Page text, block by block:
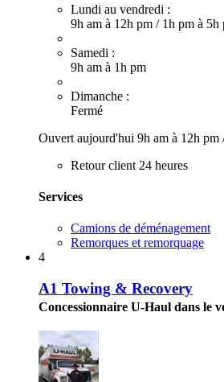
Lundi au vendredi :
9h am à 12h pm / 1h pm à 5h
Samedi :
9h am à 1h pm
Dimanche :
Fermé
Ouvert aujourd'hui 9h am à 12h pm
Retour client 24 heures
Services
Camions de déménagement
Remorques et remorquage
4
A1 Towing & Recovery
Concessionnaire U-Haul dans le